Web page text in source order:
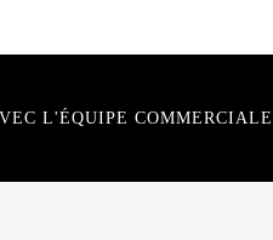
L'ÉQUIPE COMMERCIALE